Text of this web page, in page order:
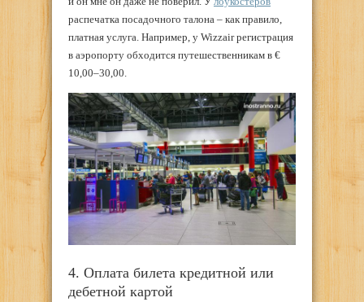
распечатка посадочного талона – как правило,
платная услуга. Например, у ​Wizzair регистрация
в аэропорту обходится путешественникам в €​
10,00–30,00.
4. Оплата билета кредитной или
дебетной картой